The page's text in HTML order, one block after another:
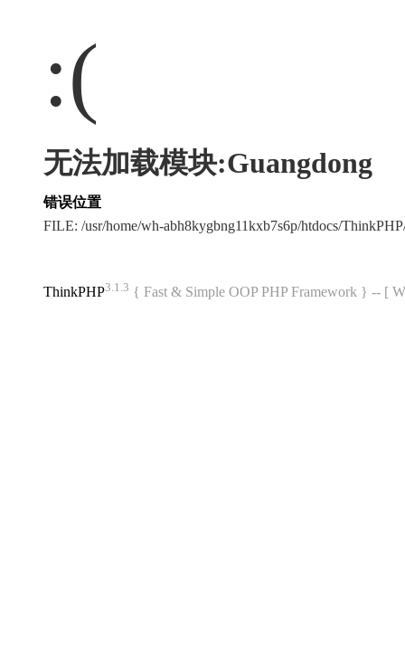
:(
无法加载模块:Guangdong
错误位置
FILE: /usr/home/wh-abh8kygbng11kxb7s6p/htdocs/
ThinkPHP3.1.3 { Fast & Simple OOP PHP Framework } -- [